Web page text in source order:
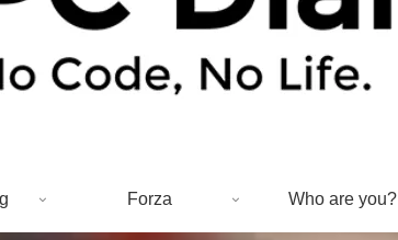
Forza Who are you?